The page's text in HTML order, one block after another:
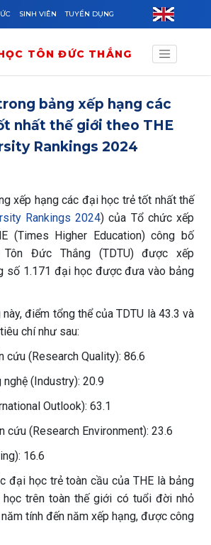
SINH VIÊN TUYỂN DỤNG
TÔN ĐỨC THẮNG
bảng xếp hạng các
nhất thế giới theo THE
Rankings 2024
xếp hạng các đại học trẻ tốt nhất thế
Rankings 2024) của Tổ chức xếp
(Times Higher Education) công bố
Đức Thắng (TDTU) được xếp
số 1.171 đại học được đưa vào bảng
điểm tổng thể của TDTU là 43.3 và
chí như sau:
cứu (Research Quality): 86.6
nghệ (Industry): 20.9
Outlook): 63.1
cứu (Research Environment): 23.6
16.6
đại học trẻ toàn cầu của THE là bảng
trên toàn thế giới có tuổi đời nhỏ
tính đến năm xếp hạng, được công